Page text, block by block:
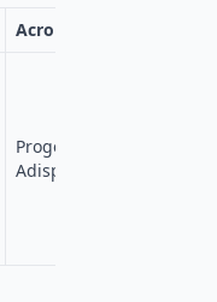
Acronyme
Progedo-
Adisp